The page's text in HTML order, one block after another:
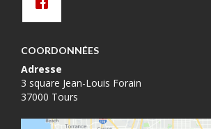
COORDONNÉES
Adresse
3 square Jean-Louis Forain
37000 Tours